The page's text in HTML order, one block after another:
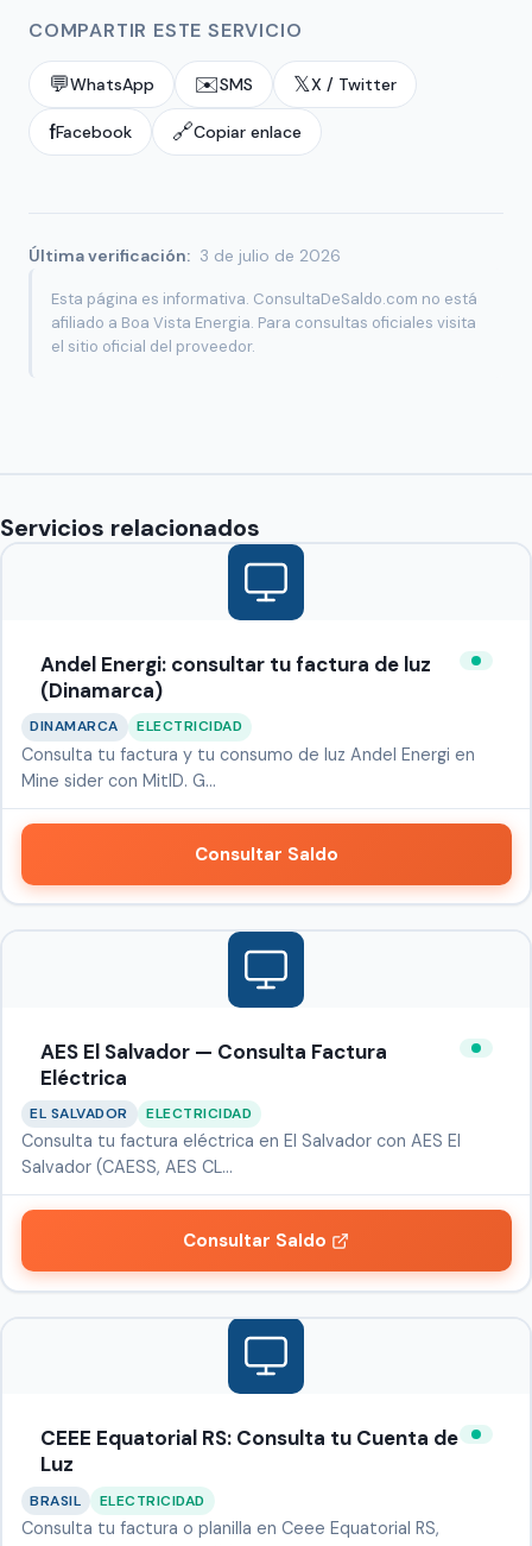
COMPARTIR ESTE SERVICIO
💬WhatsApp ✉️SMS 𝕏X / Twitter
fFacebook 🔗Copiar enlace
Última verificación: 3 de julio de 2026
Esta página es informativa. ConsultaDeSaldo.com no está
afiliado a Boa Vista Energia. Para consultas oficiales visita
el sitio oficial del proveedor.
Servicios relacionados
Andel Energi: consultar tu factura de luz
(Dinamarca)
DINAMARCA ELECTRICIDAD
Consulta tu factura y tu consumo de luz Andel Energi en
Mine sider con MitID. G…
Consultar Saldo
AES El Salvador — Consulta Factura
Eléctrica
EL SALVADOR ELECTRICIDAD
Consulta tu factura eléctrica en El Salvador con AES El
Salvador (CAESS, AES CL…
Consultar Saldo
CEEE Equatorial RS: Consulta tu Cuenta de
Luz
BRASIL ELECTRICIDAD
Consulta tu factura o planilla en Ceee Equatorial RS,